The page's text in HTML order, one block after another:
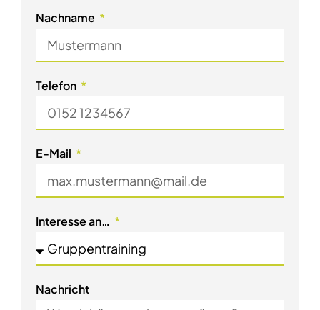
Nachname
Telefon
E-Mail
Interesse an…
Nachricht